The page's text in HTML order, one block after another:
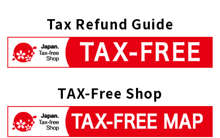
Tax Refund Guide
TAX-Free Shop